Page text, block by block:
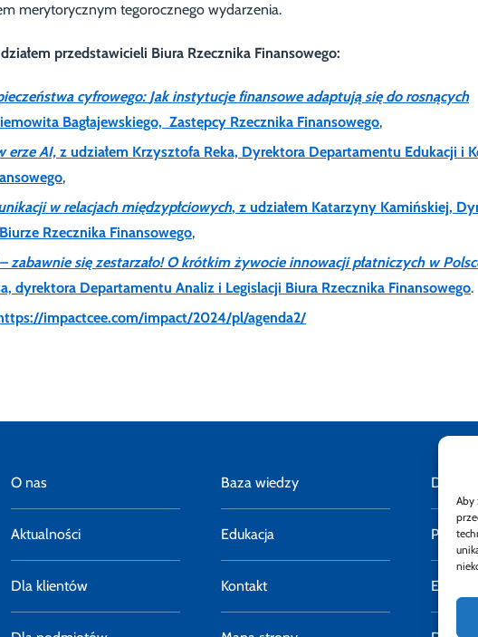
Aby
merytorycznym tegorocznego wydarzenia.
przedstawicieli Biura Rzecznika Finansowego:
cyfrowego: Jak instytucje finansowe adaptują się do rosnących
Bagłajewskiego, Zastępcy Rzecznika Finansowego,
erze AI, z udziałem Krzysztofa Reka, Dyrektora Departamentu Edukacji i
,
w relacjach międzypłciowych, z udziałem Katarzyny Kamińskiej,
Rzecznika Finansowego,
zabawnie się zestarzało! O krótkim żywocie innowacji płatniczych w
dyrektora Departamentu Analiz i Legislacji Biura Rzecznika Finansowego.
impactcee.com/impact/2024/pl/agenda2/
O nas
Aktualności
Dla klientów
Baza wiedzy
Edukacja
Kontakt E-faktury